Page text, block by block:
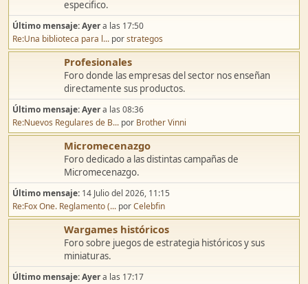
especifico.
Último mensaje:Ayera las 17:50
Re:Una biblioteca para l... porstrategos
Profesionales
Foro donde las empresas del sector nos enseñan
directamente sus productos.
Último mensaje:Ayera las 08:36
Re:Nuevos Regulares de B... por Brother Vinni
Micromecenazgo
Foro dedicado a las distintas campañas de
Micromecenazgo.
Último mensaje: 14 Julio del 2026, 11:15
Re:Fox One. Reglamento (... porCelebfin
Wargames históricos
Foro sobre juegos de estrategia históricos y sus
miniaturas.
Último mensaje:Ayera las 17:17